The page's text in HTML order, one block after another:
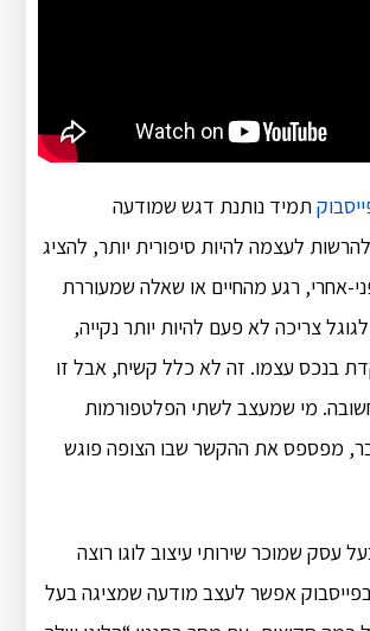
תמיד נותנת דגששמודעה
לעצמה להיות סיפורית יותר, להציג
אחרי, רגע מהחיים או שאלה שמעוררת
צריכה לא פעם להיות יותר נקייה,
בנכס עצמו. זה לא כלל קשיח, אבל זו
מי שמעצב לשתי הפלטפורמות
מפספס את ההקשר שבו הצופה פוגש
עסק שמוכר שירותי עיצוב לוגו רוצה
אפשר לעצב מודעה שמציגה בעל